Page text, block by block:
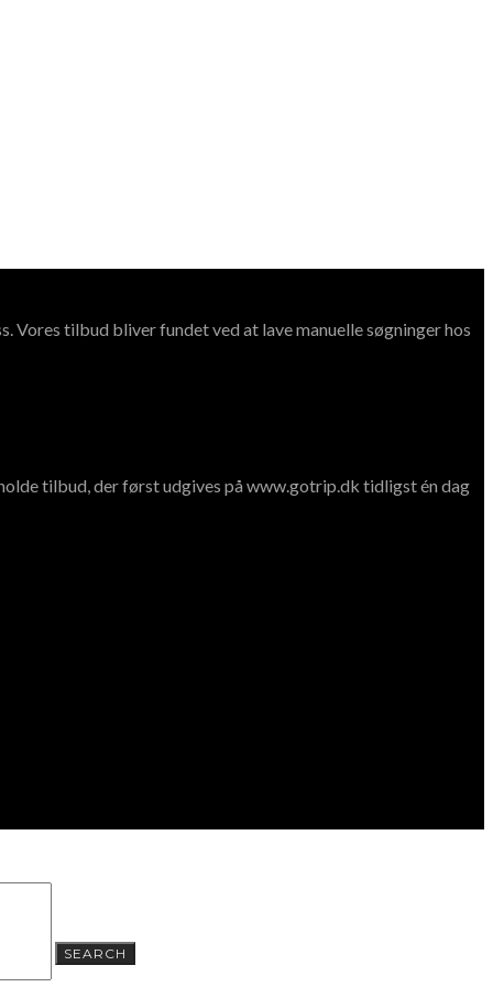
tilbud bliver fundet ved at lave manuelle søgninger hos
tilbud, der først udgives på www.gotrip.dk tidligst én dag
SEARCH